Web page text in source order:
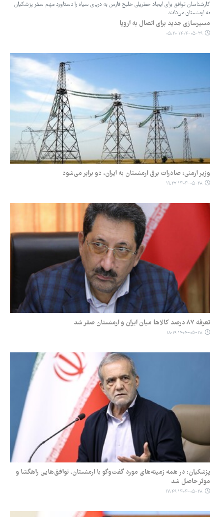
کارشناسان توافق برای ایجاد خط‌ریلی خلیج فارس به دریای سیاه را دستاورد مهم سفر پزشکیان
به ارمنستان می‌دانند
مسیرسازی جدید برای اتصال به اروپا
۱۴۰۴-۰۵-۲۹ ۰۵:۲۰
وزیر ارمنی: صادرات برق ارمنستان به ایران، دو برابر می‌شود
۱۴۰۴-۰۵-۲۸ ۱۹:۲۷
تعرفه ۸۷ درصد کالاها میان ایران و ارمنستان صفر شد
۱۴۰۴-۰۵-۲۸ ۱۸:۱۹
پزشکیان: در همه زمینه‌های مورد گفت‌وگو با ارمنستان، توافق‌هایی راهگشا و
موثر حاصل شد
۱۴۰۴-۰۵-۲۸ ۱۷:۴۹